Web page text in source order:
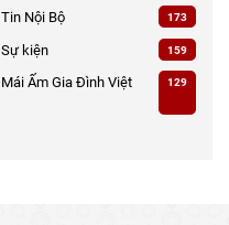
Tin Nội Bộ 173
Sự kiện 159
Mái Ấm Gia Đình Việt 129